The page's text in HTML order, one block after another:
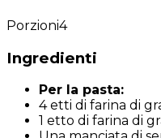
Porzioni4
Ingredienti
Per la pasta:
4 etti di farina di
1 etto di farina di